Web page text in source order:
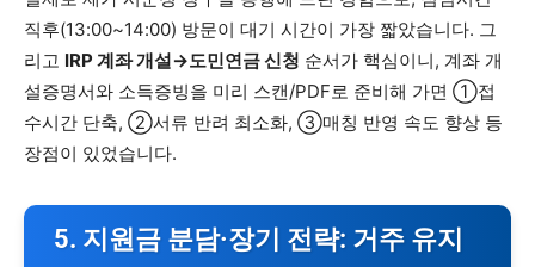
직후(13:00~14:00) 방문이 대기 시간이 가장 짧았습니다. 그
리고 IRP 계좌 개설→도민연금 신청 순서가 핵심이니, 계좌 개
설증명서와 소득증빙을 미리 스캔/PDF로 준비해 가면 ①접
수시간 단축, ②서류 반려 최소화, ③매칭 반영 속도 향상 등
장점이 있었습니다.
5. 지원금 분담·장기 전략: 거주 유지